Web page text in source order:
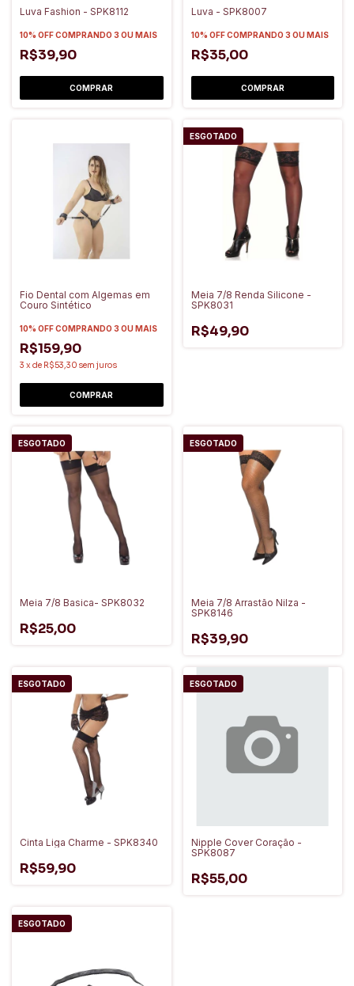
Luva Fashion - SPK8112
10% OFFCOMPRANDO 3 OU MAIS
R$39,90
Luva - SPK8007
10% OFF COMPRANDO 3 OU MAIS
R$35,00
Fio Dental com Algemas em
Couro Sintético
10% OFFCOMPRANDO 3 OU MAIS
R$159,90
3 x de R$53,30 sem juros
ESGOTADO
Meia 7/8 Renda Silicone -
SPK8031
R$49,90
ESGOTADO
Meia 7/8 Basica- SPK8032
R$25,00
ESGOTADO
Meia 7/8 Arrastão Nilza -
SPK8146
R$39,90
ESGOTADO
Cinta Liga Charme - SPK8340
R$59,90
ESGOTADO
Nipple Cover Coração -
SPK8087
R$55,00
ESGOTADO